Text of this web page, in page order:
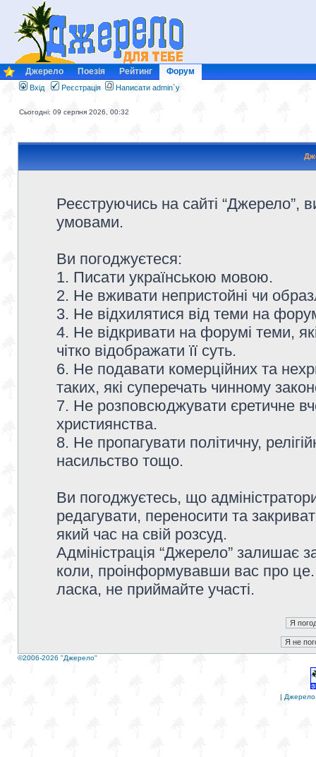
Джерело Поезія Рейтинг Форум
Вхід Реєстрація Написати admin`у
Сьогодні: 09 серпня 2026, 00:32
Реєструючись на сайті “Джерело”,
умовами.
Ви погоджуєтеся:
1. Писати українською мовою.
2. Не вживати непристойні чи
3. Не відхилятися від теми на
4. Не відкривати на форумі теми,
чітко відображати її суть.
6. Не подавати комерційних та
таких, які суперечать чинному
7. Не розповсюджувати єретичне
християнства.
8. Не пропагувати політичну,
насильство тощо.
Ви погоджуєтесь, що
редагувати, переносити та
який час на свій розсуд.
Адміністрація “Джерело” залишає
коли, проінформувавши вас про
ласка, не приймайте участі.
©2006-2026 "Джерело"
| Джерело